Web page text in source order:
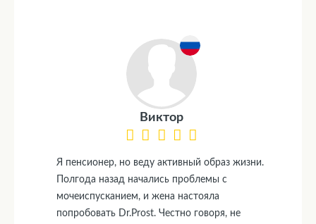
Виктор
Я пенсионер, но веду активный образ жизни.
Полгода назад начались проблемы с
мочеиспусканием, и жена настояла
попробовать Dr.Prost. Честно говоря, не